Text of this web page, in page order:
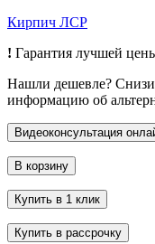
Кирпич ЛСР
! Гарантия лучшей
Нашли дешевле?
информацию об